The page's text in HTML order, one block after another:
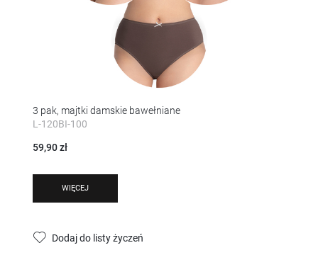
3 pak, majtki damskie bawełniane
L-120BI-100
59,90 zł
WIĘCEJ
Dodaj do listy życzeń